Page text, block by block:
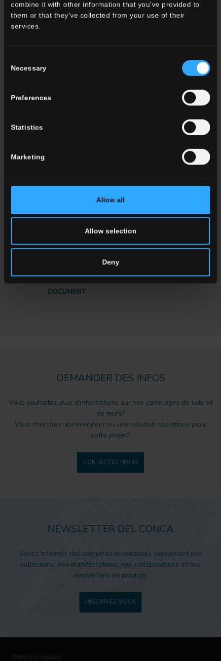
combine it with other information that you’ve provided to
them or that they’ve collected from your use of their
services.
Selection
Necessary
Preferences
Statistics
Marketing
Allow all
Allow selection
Deny
TÉLÉCHARGER LE
Safety Data Sheet -
Ceramica Faetano
DOCUMENT
DEMANDER DES INFOS
Vous souhaitez plus d'informations sur nos carrelages de sols et
de murs?
Vous cherchez un revendeur ou une solution spécifique pour
votre projet?
CONTACTEZ-NOUS
NEWSLETTER DEL CONCA
Soyez informés des dernières nouveautés concernant nos
collections, nos manifestations, nos collaborations et nos
innovations de produits
INSCRIVEZ-VOUS
Mentions légales